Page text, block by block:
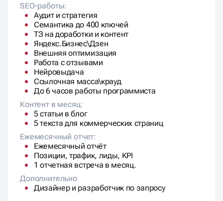
SEO-работы:
Аудит и стратегия
Семантика до 400 ключей
ТЗ на доработки и контент
Яндекс.Бизнес\Дзен
Внешняя оптимизация
Работа с отзывами
Нейровыдача
Ссылочная масса\крауд
До 6 часов работы программиста
Контент в месяц:
5 статьи в блог
5 текста для коммерческих страниц
Ежемесячный отчет:
Ежемесячный отчёт
Позиции, трафик, лиды, KPI
1 отчетная встреча в месяц.
Дополнительно
Дизайнер и разработчик по запросу